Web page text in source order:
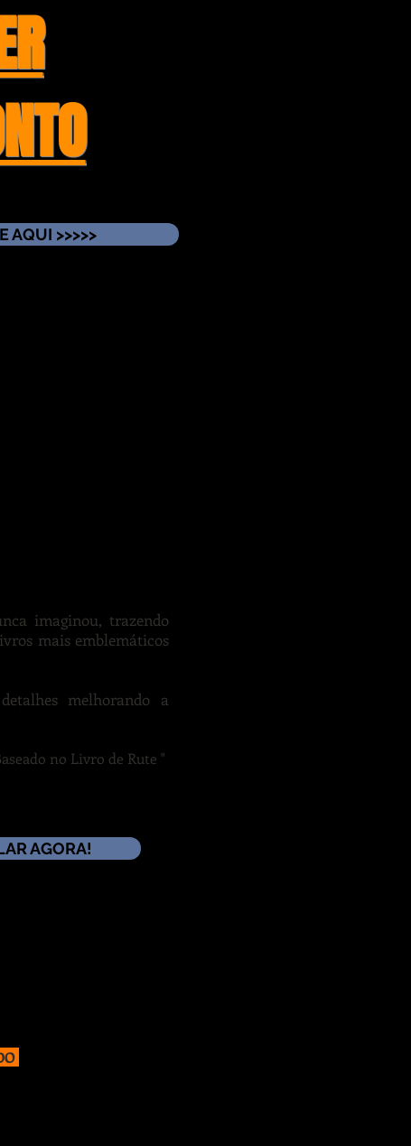
AQUI >>>>>
imaginou, trazendo
mais emblemáticos
melhorando a
no Livro de Rute "
AGORA!